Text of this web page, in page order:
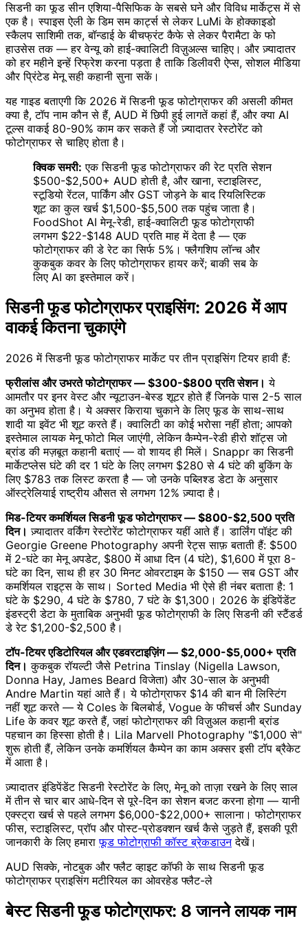
सिडनी का फूड सीन एशिया-पैसिफिक के सबसे घने और विविध मार्केट्स में से
एक है। स्पाइस ऐली के डिम सम कार्ट्स से लेकर LuMi के होक्काइडो
स्कैलप साशिमी तक, बॉन्डाई के बीचफ्रंट कैफे से लेकर पैरामैटा के फो
हाउसेस तक — हर वेन्यू को हाई-क्वालिटी विज़ुअल्स चाहिए। और ज़्यादातर
को हर महीने इन्हें रिफ्रेश करना पड़ता है ताकि डिलीवरी ऐप्स, सोशल मीडिया
और प्रिंटेड मेनू सही कहानी सुना सकें।
यह गाइड बताएगी कि 2026 में सिडनी फूड फोटोग्राफर की असली कीमत
क्या है, टॉप नाम कौन से हैं, AUD में छिपी हुई लागतें कहां हैं, और क्या AI
टूल्स वाकई 80-90% काम कर सकते हैं जो ज़्यादातर रेस्टोरेंट को
फोटोग्राफर से चाहिए होता है।
क्विक समरी: एक सिडनी फूड फोटोग्राफर की रेट प्रति सेशन
$500-$2,500+ AUD होती है, और खाना, स्टाइलिस्ट,
स्टूडियो रेंटल, पार्किंग और GST जोड़ने के बाद रियलिस्टिक
शूट का कुल खर्च $1,500-$5,500 तक पहुंच जाता है।
FoodShot AI मेनू-रेडी, हाई-क्वालिटी फूड फोटोग्राफी
लगभग $22-$148 AUD प्रति माह में देता है — एक
फोटोग्राफर की डे रेट का सिर्फ 5%। फ्लैगशिप लॉन्च और
कुकबुक कवर के लिए फोटोग्राफर हायर करें; बाकी सब के
लिए AI का इस्तेमाल करें।
सिडनी फूड फोटोग्राफर प्राइसिंग: 2026 में आप
वाकई कितना चुकाएंगे
2026 में सिडनी फूड फोटोग्राफर मार्केट पर तीन प्राइसिंग टियर हावी हैं:
फ्रीलांस और उभरते फोटोग्राफर — $300-$800 प्रति सेशन। ये
आमतौर पर इनर वेस्ट और न्यूटाउन-बेस्ड शूटर होते हैं जिनके पास 2-5 साल
का अनुभव होता है। ये अक्सर किराया चुकाने के लिए फूड के साथ-साथ
शादी या इवेंट भी शूट करते हैं। क्वालिटी का कोई भरोसा नहीं होता; आपको
इस्तेमाल लायक मेनू फोटो मिल जाएंगी, लेकिन कैम्पेन-रेडी हीरो शॉट्स जो
ब्रांड की मज़बूत कहानी बताएं — वो शायद ही मिलें। Snappr का सिडनी
मार्केटप्लेस घंटे की दर 1 घंटे के लिए लगभग $280 से 4 घंटे की बुकिंग के
लिए $783 तक लिस्ट करता है — जो उनके पब्लिश्ड डेटा के अनुसार
ऑस्ट्रेलियाई राष्ट्रीय औसत से लगभग 12% ज़्यादा है।
मिड-टियर कमर्शियल सिडनी फूड फोटोग्राफर — $800-$2,500 प्रति
दिन। ज़्यादातर वर्किंग रेस्टोरेंट फोटोग्राफर यहीं आते हैं। डार्लिंग पॉइंट की
Georgie Greene Photography अपनी रेट्स साफ़ बताती हैं: $500
में 2-घंटे का मेनू अपडेट, $800 में आधा दिन (4 घंटे), $1,600 में पूरा 8-
घंटे का दिन, साथ ही हर 30 मिनट ओवरटाइम के $150 — सब GST और
कमर्शियल राइट्स के साथ। Sorted Media भी ऐसे ही नंबर बताता है: 1
घंटे के $290, 4 घंटे के $780, 7 घंटे के $1,300। 2026 के इंडिपेंडेंट
इंडस्ट्री डेटा के मुताबिक अनुभवी फूड फोटोग्राफी के लिए सिडनी की स्टैंडर्ड
डे रेट $1,200-$2,500 है।
टॉप-टियर एडिटोरियल और एडवरटाइज़िंग — $2,000-$5,000+ प्रति
दिन। कुकबुक रॉयल्टी जैसे Petrina Tinslay (Nigella Lawson,
Donna Hay, James Beard विजेता) और 30-साल के अनुभवी
Andre Martin यहां आते हैं। ये फोटोग्राफर $14 की बान मी लिस्टिंग
नहीं शूट करते — ये Coles के बिलबोर्ड, Vogue के फीचर्स और Sunday
Life के कवर शूट करते हैं, जहां फोटोग्राफर की विज़ुअल कहानी ब्रांड
पहचान का हिस्सा होती है। Lila Marvell Photography "$1,000 से"
शुरू होती हैं, लेकिन उनके कमर्शियल कैम्पेन का काम अक्सर इसी टॉप ब्रैकेट
में आता है।
ज़्यादातर इंडिपेंडेंट सिडनी रेस्टोरेंट के लिए, मेनू को ताज़ा रखने के लिए साल
में तीन से चार बार आधे-दिन से पूरे-दिन का सेशन बजट करना होगा — यानी
एक्स्ट्रा खर्च से पहले लगभग $6,000-$22,000+ सालाना। फोटोग्राफर
फीस, स्टाइलिस्ट, प्रॉप और पोस्ट-प्रोडक्शन खर्च कैसे जुड़ते हैं, इसकी पूरी
जानकारी के लिए हमाराफूड फोटोग्राफी कॉस्ट ब्रेकडाउनदेखें।
AUD सिक्के, नोटबुक और फ्लैट व्हाइट कॉफी के साथ सिडनी फूड
फोटोग्राफर प्राइसिंग मटीरियल का ओवरहेड फ्लैट-ले
बेस्ट सिडनी फूड फोटोग्राफर: 8 जानने लायक नाम